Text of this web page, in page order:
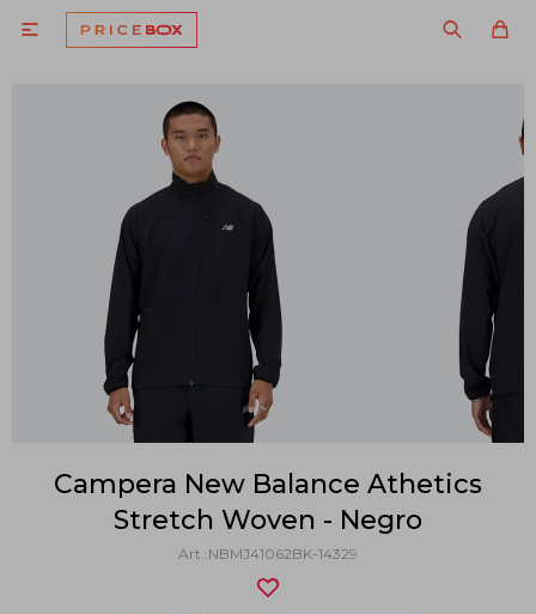

Campera New Balance Athetics
Stretch Woven - Negro
NBMJ41062BK-14329